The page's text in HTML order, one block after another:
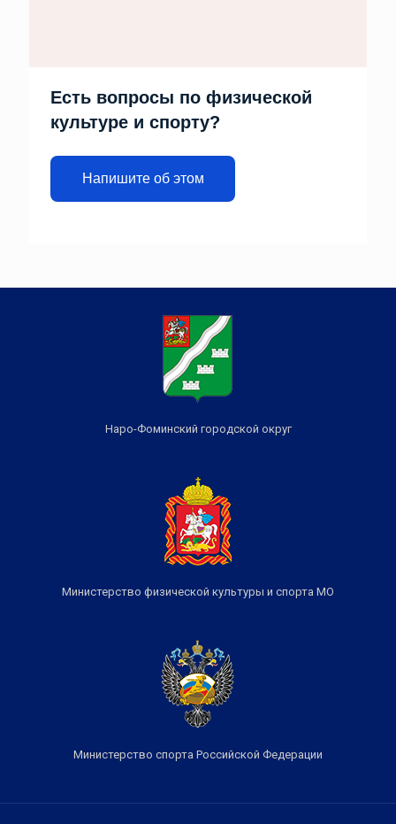
Есть вопросы по физической
культуре и спорту?
Напишите об этом
Наро-Фоминский городской округ
Министерство физической культуры и спорта МО
Министерство спорта Российской Федерации